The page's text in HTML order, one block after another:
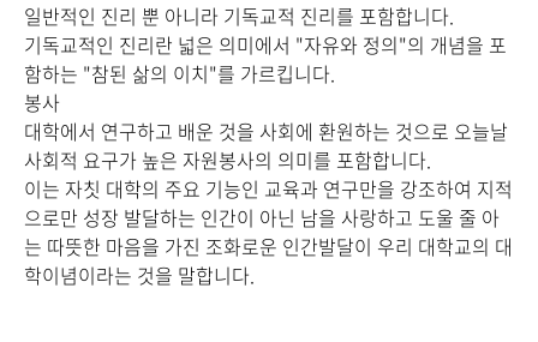
일반적인 진리 뿐 아니라 기독교적 진리를 포함합니다.
기독교적인 진리란 넓은 의미에서 "자유와 정의"의 개념을 포
함하는 "참된 삶의 이치"를 가르킵니다.
봉사
대학에서 연구하고 배운 것을 사회에 환원하는 것으로 오늘날
사회적 요구가 높은 자원봉사의 의미를 포함합니다.
이는 자칫 대학의 주요 기능인 교육과 연구만을 강조하여 지적
으로만 성장 발달하는 인간이 아닌 남을 사랑하고 도울 줄 아
는 따뜻한 마음을 가진 조화로운 인간발달이 우리 대학교의 대
학이념이라는 것을 말합니다.